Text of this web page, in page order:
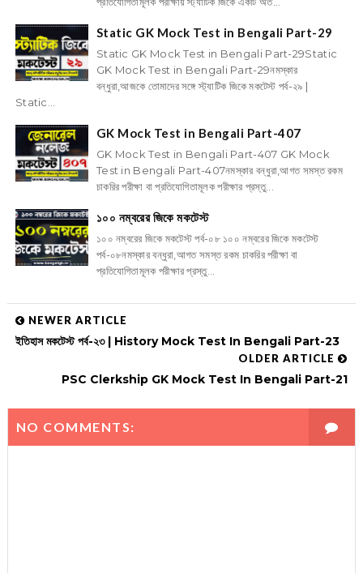
Static GK Mock Test in Bengali Part-29
Static GK Mock Test in Bengali Part-29Static
GK Mock Test in Bengali Part-29নমস্কার
বন্ধুরা,আজকে তোমাদের সঙ্গে স্ট্যাটিক জিকে মকটেস্ট পর্ব-২৯ |
Static...
GK Mock Test in Bengali Part-407
GK Mock Test in Bengali Part-407 GK Mock
Test in Bengali Part-407নমস্কার বন্ধুরা,আগত সমস্ত রকম
চাকরির পরীক্ষা বা প্রতিযোগিতামূলক পরীক্ষার প্রস্তু...
১০০ নম্বরের জিকে মকটেস্ট
১০০ নম্বরের জিকে মকটেস্ট পর্ব-০৮ ১০০ নম্বরের জিকে মকটেস্ট
পর্ব-০৮নমস্কার বন্ধুরা,আগত সমস্ত রকম চাকরির পরীক্ষা বা
প্রতিযোগিতামূলক পরীক্ষার প্রস্তু...
NEWER ARTICLE
ইতিহাস মকটেস্ট পর্ব-২৩ | History Mock Test In Bengali Part-23
OLDER ARTICLE
PSC Clerkship GK Mock Test In Bengali Part-21
NO COMMENTS: